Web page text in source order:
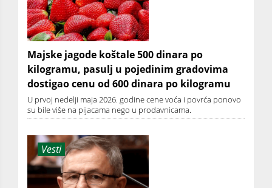
Majske jagode koštale 500 dinara po
kilogramu, pasulj u pojedinim gradovima
dostigao cenu od 600 dinara po kilogramu
U prvoj nedelji maja 2026. godine cene voća i povrća ponovo
su bile više na pijacama nego u prodavnicama.
Vesti